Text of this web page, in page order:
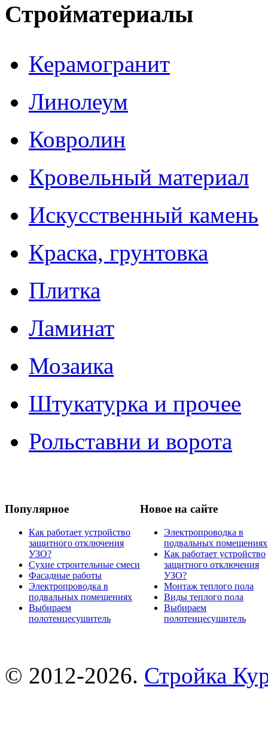
Стройматериалы
Керамогранит
Линолеум
Ковролин
Кровельный материал
Искусственный камень
Краска, грунтовка
Плитка
Ламинат
Мозаика
Штукатурка и прочее
Рольставни и ворота
Популярное
Как работает устройство
защитного отключения
УЗО?
Сухие строительные смеси
Фасадные работы
Электропроводка в
подвальных помещениях
Выбираем
полотенцесушитель
Новое на сайте
Электропроводка в
подвальных помещениях
Как работает устройство
защитного отключения
УЗО?
Монтаж теплого пола
Виды теплого пола
Выбираем
полотенцесушитель
© 2012-2026. Стройка